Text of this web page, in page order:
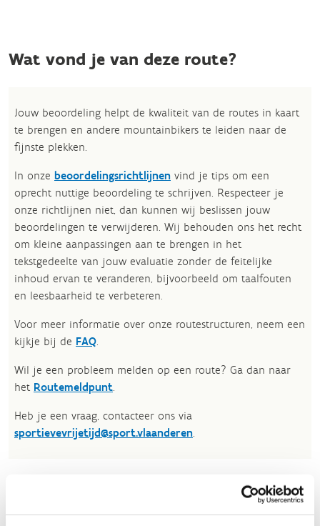
Wat vond je van deze route?
Jouw beoordeling helpt de kwaliteit van de routes in kaart
te brengen en andere mountainbikers te leiden naar de
fijnste plekken.
In onze beoordelingsrichtlijnen vind je tips om een
oprecht nuttige beoordeling te schrijven. Respecteer je
onze richtlijnen niet, dan kunnen wij beslissen jouw
beoordelingen te verwijderen. Wij behouden ons het recht
om kleine aanpassingen aan te brengen in het
tekstgedeelte van jouw evaluatie zonder de feitelijke
inhoud ervan te veranderen, bijvoorbeeld om taalfouten
en leesbaarheid te verbeteren.​
Voor meer informatie over onze routestructuren, neem een
kijkje bij de FAQ.
Wil je een probleem melden op een route? Ga dan naar
het Routemeldpunt.
Heb je een vraag, contacteer ons via
sportievevrijetijd@sport.vlaanderen.​